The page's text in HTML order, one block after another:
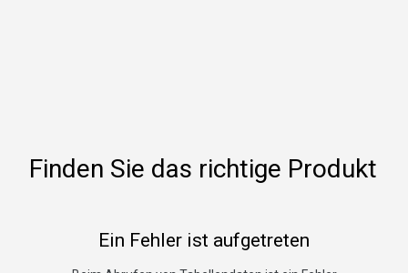
Finden Sie das richtige Produkt
Ein Fehler ist aufgetreten